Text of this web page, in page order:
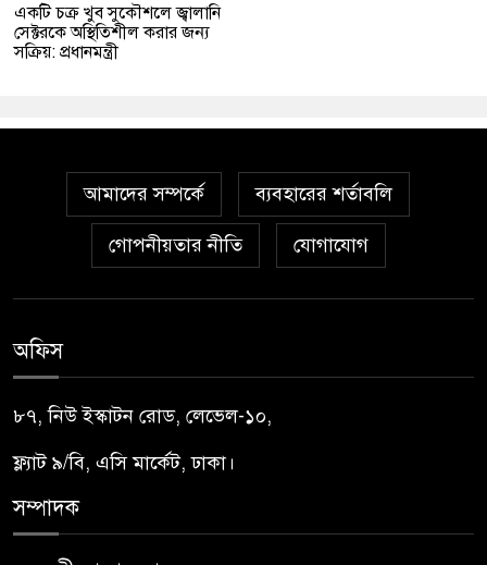
একটি চক্র খুব সুকৌশলে জ্বালানি
সেক্টরকে অস্থিতিশীল করার জন্য
সক্রিয়: প্রধানমন্ত্রী
আমাদের সম্পর্কে ব্যবহারের শর্তাবলি
গোপনীয়তার নীতি যোগাযোগ
অফিস
৮৭, নিউ ইস্কাটন রোড, লেভেল-১০,
ফ্ল্যাট ৯/বি, এসি মার্কেট, ঢাকা।
সম্পাদক